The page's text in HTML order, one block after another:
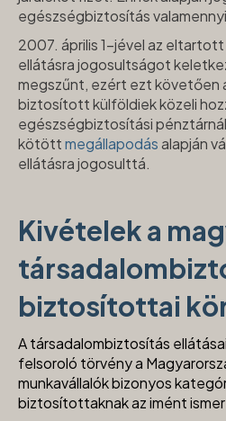
egészségbiztosítás
2007. április 1-jével az
ellátásra jogosultságot
megszűnt, ezért ezt követően
biztosított külföldiek közeli
egészségbiztosítási pénztárnál
kötöttmegállapodásalapján
ellátásra jogosulttá.
Kivételek a
biztosítottai
A társadalombiztosítás
felsoroló törvény a
munkavállalók bizonyos
biztosítottaknak az imént